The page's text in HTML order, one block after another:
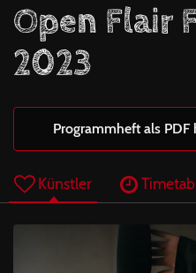
Open Flair
2023
Programmheft als
Künstler